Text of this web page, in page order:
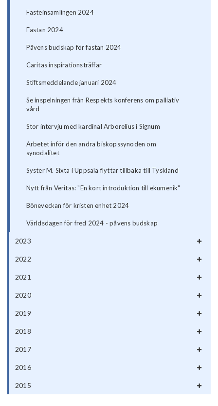
Fasteinsamlingen 2024
Fastan 2024
Påvens budskap för fastan 2024
Caritas inspirationsträffar
Stiftsmeddelande januari 2024
Se inspelningen från Respekts konferens om palliativ
vård
Stor intervju med kardinal Arborelius i Signum
Arbetet inför den andra biskopssynoden om
synodalitet
Syster M. Sixta i Uppsala flyttar tillbaka till Tyskland
Nytt från Veritas: "En kort introduktion till ekumenik"
Böneveckan för kristen enhet 2024
Världsdagen för fred 2024 - påvens budskap
2023
2022
2021
2020
2019
2018
2017
2016
2015